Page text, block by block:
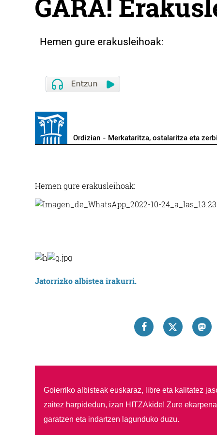
GARA!
Hemen gure erakusleihoak:
Ordizian - Merkataritza, ostalaritza eta
Hemen gure erakusleihoak:
Jatorrizko albistea irakurri.
Goierriko albisteak euskaraz, libre eta kalitatez
zaitez harpidedun, izan HITZAkide! Zure
garatzen eta indartzen lagunduko duzu.